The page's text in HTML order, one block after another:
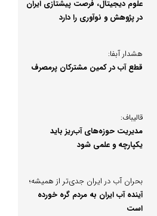
علوم دیجیتال، فرصت پیشتازی ایران
در پژوهش و نوآوری را دارد
هشدار آبفا:
قطع آب در کمین مشترکان پرمصرف
قالیباف:
مدیریت حوزه‌های آب‌ریز باید
یکپارچه و علمی شود
بحران آب در ایران جدی‌تر از همیشه؛
آینده آب ایران به مردم گره خورده
است